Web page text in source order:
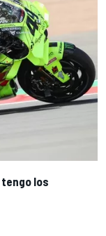
tengo los